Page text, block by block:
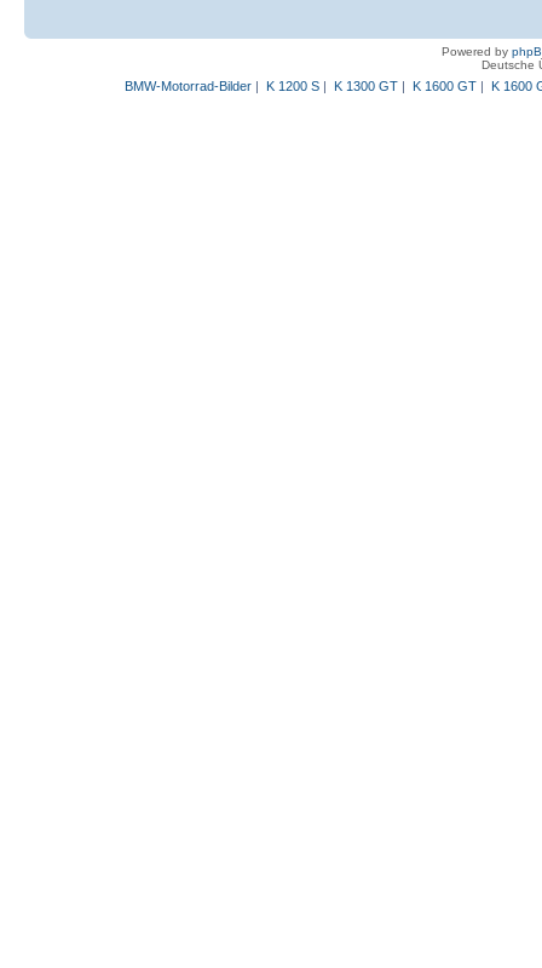
Powered by
Deutsche
BMW-Motorrad-Bilder| K 1200 S| K 1300 GT| K 1600 GT| K 1600